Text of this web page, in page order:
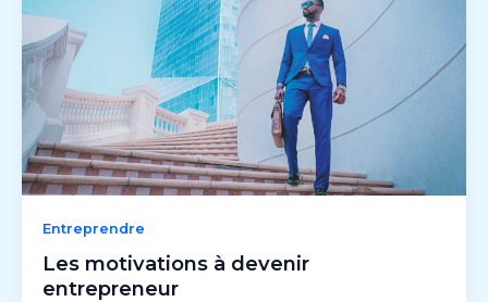
Entreprendre
Les motivations à devenir
entrepreneur